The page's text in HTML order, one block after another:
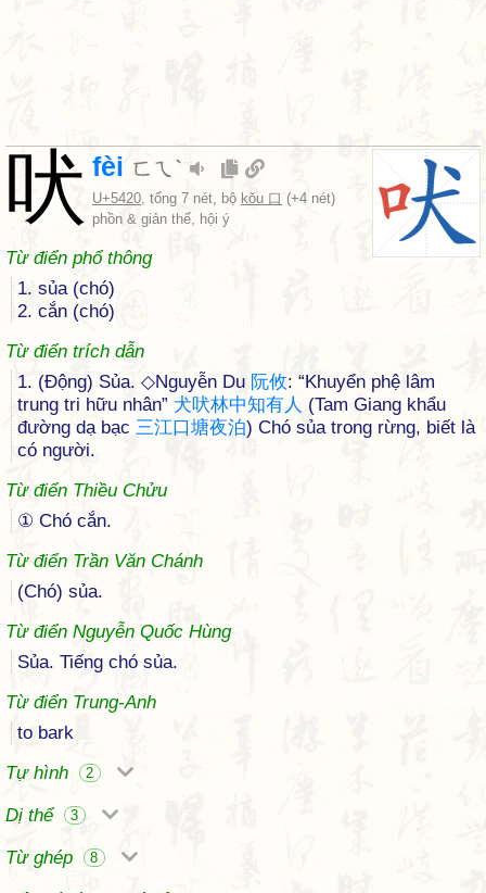
吠 fèi ㄈㄟˋ
U+5420, tổng 7 nét, bộ kǒu 口 (+4 nét)
phồn & giản thể, hội ý
Từ điển phổ thông
1. sủa (chó)
2. cắn (chó)
Từ điển trích dẫn
1. (Động) Sủa. ◇Nguyễn Du 阮攸: “Khuyển phệ lâm
trung tri hữu nhân” 犬吠林中知有人 (Tam Giang khẩu
đường dạ bạc 三江口塘夜泊) Chó sủa trong rừng, biết là
có người.
Từ điển Thiều Chửu
① Chó cắn.
Từ điển Trần Văn Chánh
(Chó) sủa.
Từ điển Nguyễn Quốc Hùng
Sủa. Tiếng chó sủa.
Từ điển Trung-Anh
to bark
Tự hình
2
Dị thể 3
Từ ghép 8